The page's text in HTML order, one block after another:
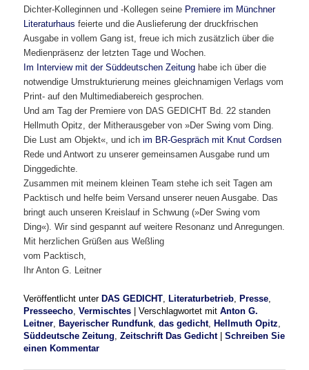
Dichter-Kolleginnen und -Kollegen seine Premiere im Münchner
Literaturhaus feierte und die Auslieferung der druckfrischen
Ausgabe in vollem Gang ist, freue ich mich zusätzlich über die
Medienpräsenz der letzten Tage und Wochen.
Im Interview mit der Süddeutschen Zeitung habe ich über die
notwendige Umstrukturierung meines gleichnamigen Verlags vom
Print- auf den Multimediabereich gesprochen.
Und am Tag der Premiere von DAS GEDICHT Bd. 22 standen
Hellmuth Opitz, der Mitherausgeber von »Der Swing vom Ding.
Die Lust am Objekt«, und ichim BR-Gespräch mit Knut Cordsen
Rede und Antwort zu unserer gemeinsamen Ausgabe rund um
Dinggedichte.
Zusammen mit meinem kleinen Team stehe ich seit Tagen am
Packtisch und helfe beim Versand unserer neuen Ausgabe. Das
bringt auch unseren Kreislauf in Schwung (»Der Swing vom
Ding«). Wir sind gespannt auf weitere Resonanz und Anregungen.
Mit herzlichen Grüßen aus Weßling
vom Packtisch,
Ihr Anton G. Leitner
Veröffentlicht unter DAS GEDICHT ,Literaturbetrieb ,Presse
Presseecho ,Vermischtes |Verschlagwortet mit Anton G.
Leitner ,Bayerischer Rundfunk ,das gedicht,Hellmuth Opitz
Süddeutsche Zeitung ,Zeitschrift Das Gedicht |Schreiben Sie
einen Kommentar